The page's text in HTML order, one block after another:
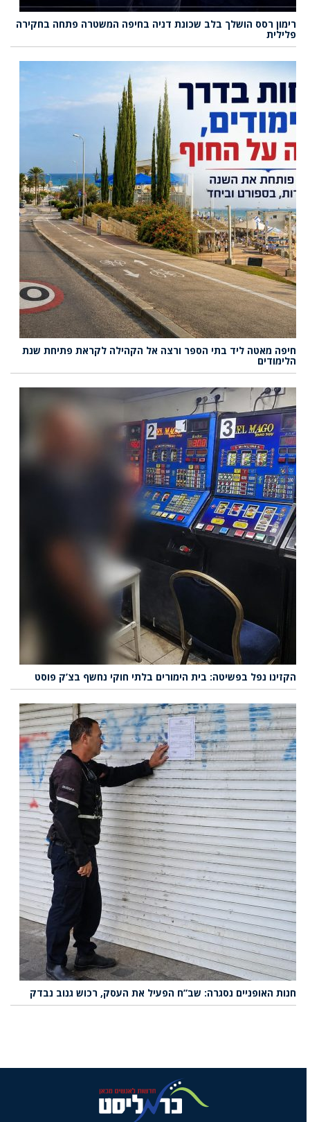
רימון רסס הושלך בלב שכונת דניה בחיפה המשטרה פתחה בחקירה
פלילית
חיפה מאטה ליד בתי הספר ורצה אל הקהילה לקראת פתיחת שנת
הלימודים
הקזינו נפל בפשיטה: בית הימורים בלתי חוקי נחשף בצ’ק פוסט
חנות האופניים נסגרה: שב”ח הפעיל את העסק, רכוש גנוב נבדק